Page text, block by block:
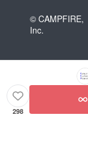
© CAMPFIRE,
Inc.
298